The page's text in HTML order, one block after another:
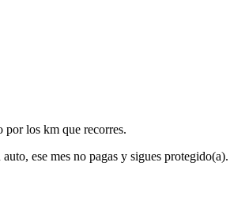
por los km que recorres.
ese mes no pagas y sigues protegido(a).